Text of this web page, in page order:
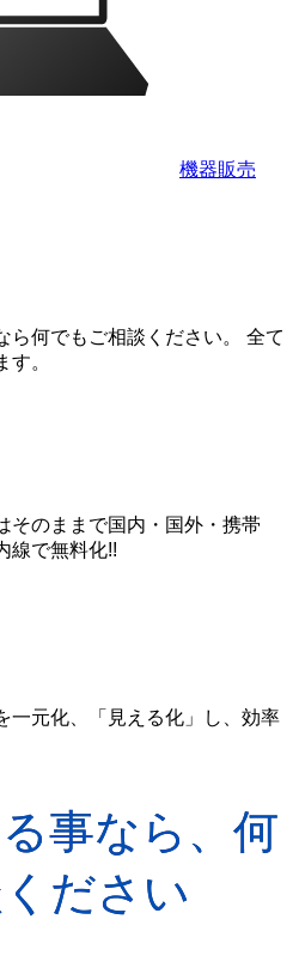
機器販売
ら何でもご相談ください。 全て
す。
そのままで国内・国外・携帯
線で無料化!!
一元化、「見える化」し、効率
事なら、何
ださい